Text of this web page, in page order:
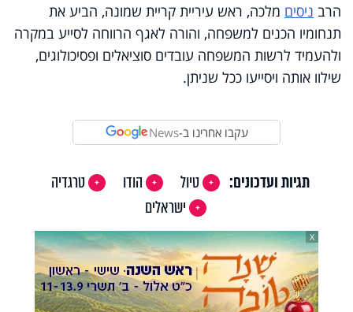
הרב ניסים מלכה, ראש עיריית קריית שמונה, הביע את
תנחומיו הכנים למשפחה, והורה לאגף הרווחה לסייע במקרה
ולהעמיד לרשות המשפחה עובדים סוציאלים ופסיכולוגים,
שילוו אותה ויסייעו ככל שניתן.
עקבו אחרינו ב-News
תגיות ועדכונים: טיול הודו
טרגדיה
ישראלים
X